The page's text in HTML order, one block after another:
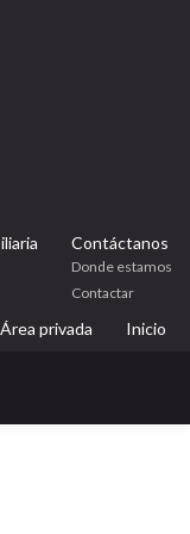
Contáctanos
Donde estamos
Contactar
Área privada Inicio